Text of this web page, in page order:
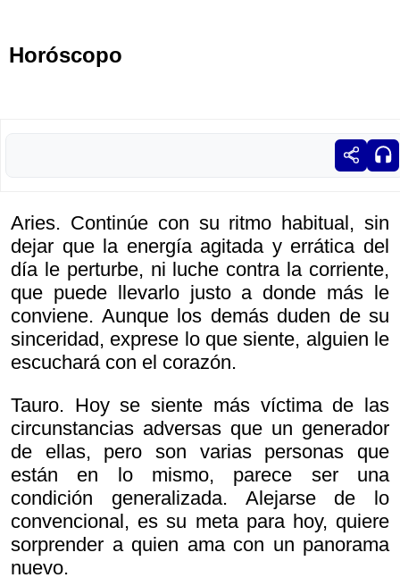
Horóscopo
Aries. Continúe con su ritmo habitual, sin
dejar que la energía agitada y errática del
día le perturbe, ni luche contra la corriente,
que puede llevarlo justo a donde más le
conviene. Aunque los demás duden de su
sinceridad, exprese lo que siente, alguien le
escuchará con el corazón.
Tauro. Hoy se siente más víctima de las
circunstancias adversas que un generador
de ellas, pero son varias personas que
están en lo mismo, parece ser una
condición generalizada. Alejarse de lo
convencional, es su meta para hoy, quiere
sorprender a quien ama con un panorama
nuevo.